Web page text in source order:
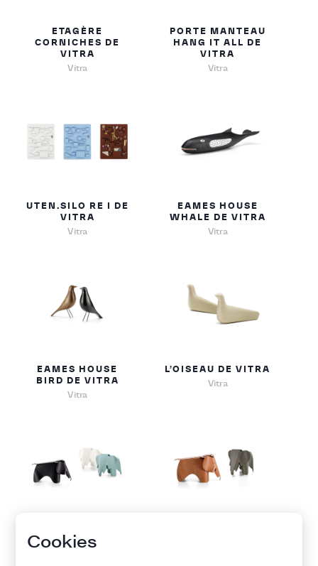
ETAGÈRE
CORNICHES DE
VITRA
Vitra
PORTE MANTEAU
HANG IT ALL DE
VITRA
Vitra
UTEN.SILO RE I DE
VITRA
Vitra
EAMES HOUSE
WHALE DE VITRA
Vitra
EAMES HOUSE
BIRD DE VITRA
Vitra
L’OISEAU DE VITRA
Vitra
EAMES ELEPHANT
DE VITRA
Cookies